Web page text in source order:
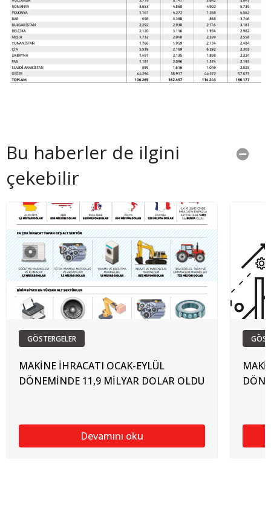
Bu haberler de ilgini
çekebilir
GÖSTERGELER
MAKİNE İHRACATI OCAK-EYLÜL
DÖNEMİNDE 11,9 MİLYAR DOLAR OLDU
Devamını oku